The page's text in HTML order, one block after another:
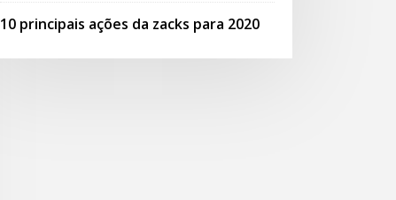
10 principais ações da zacks para 2020